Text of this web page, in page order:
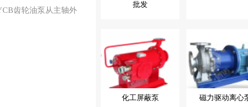
齿轮油泵从主轴外
批发
化工屏蔽泵 磁力驱动离心